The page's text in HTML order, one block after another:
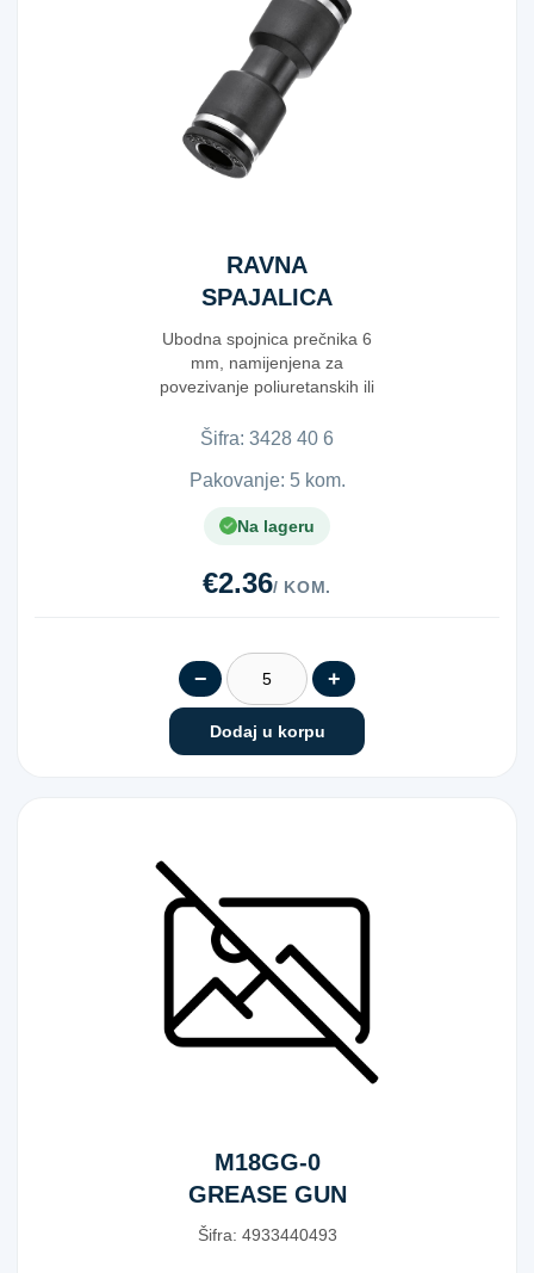
RAVNA
SPAJALICA
6MM
Ubodna spojnica prečnika 6
mm, namijenjena za
povezivanje poliuretanskih ili
Šifra: 3​4​2​8​ ​4​0​ ​6​
Pakovanje: 5 kom.
Na lageru
€2.36/ KOM.
− +
Dodaj u korpu
M18GG-0
GREASE GUN
XXX
Šifra: 4​9​3​3​4​4​0​4​9​3​